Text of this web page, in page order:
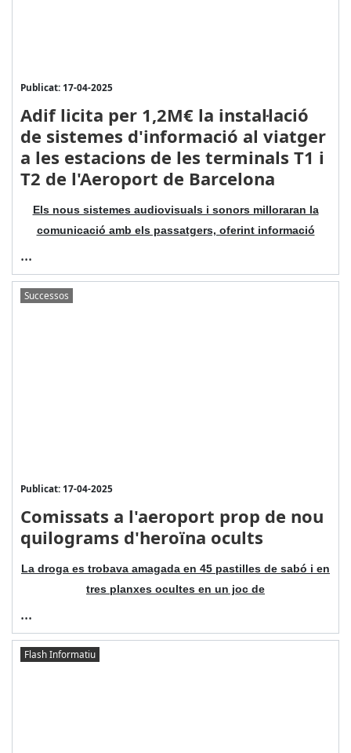
Publicat: 17-04-2025
Adif licita per 1,2M€ la instal·lació
de sistemes d'informació al viatger
a les estacions de les terminals T1 i
T2 de l'Aeroport de Barcelona
Els nous sistemes audiovisuals i sonors milloraran la
comunicació amb els passatgers, oferint informació
...
Successos
Publicat: 17-04-2025
Comissats a l'aeroport prop de nou
quilograms d'heroïna ocults
La droga es trobava amagada en 45 pastilles de sabó i en
tres planxes ocultes en un joc de
...
Flash Informatiu